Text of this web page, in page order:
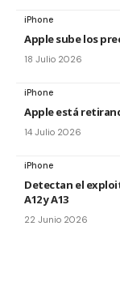
iPhone
Apple sube los
18 Julio 2026
iPhone
Apple está
14 Julio 2026
iPhone
Detectan el
A12 y A13
22 Junio 2026